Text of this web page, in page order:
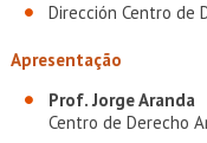
Dirección Centro de
Apresentação
Prof. Jorge Aranda
Centro de Derecho